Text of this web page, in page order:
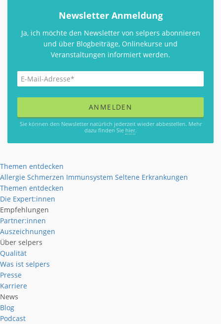
Newsletter Anmeldung
Ja, ich möchte den Newsletter von selpers abonnieren
und über Blogbeiträge, Onlinekurse und
Veranstaltungen informiert werden.
Sie können den Newsletter natürlich jederzeit wieder abbestellen. Mehr
dazu finden Sie hier.
Themen entdecken
Allergie Schmerzen Immunsystem Seltene Erkrankungen
Themen entdecken
Die Expert:innen
Empfehlungen
Partner:innen
Auszeichnungen
Über selpers
Qualität
Was ist selpers
Presse
Karriere
News
Blog
Podcast